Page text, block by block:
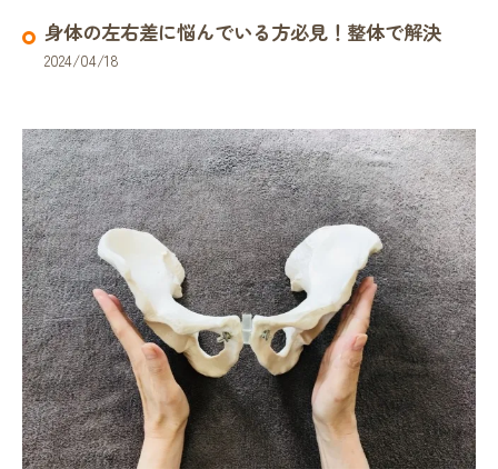
身体の左右差に悩んでいる方必見！整体で解決
2024/04/18